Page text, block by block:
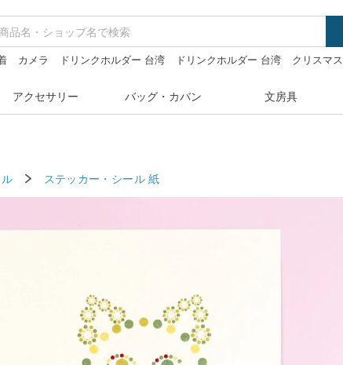
カメラ ドリンクホルダー 台湾 ドリンクホルダー 台湾
クリスマス
アクセサリー バッグ・カバン 文房具
ステッカー・シール 紙